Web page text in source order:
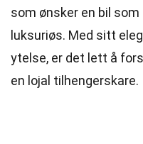
som ønsker en bil
luksuriøs. Med sitt
ytelse, er det lett å
en lojal tilhengerskare.